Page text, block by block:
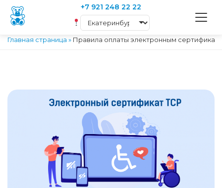
+7 921 248 22 22
Главная страница » Правила оплаты электронным